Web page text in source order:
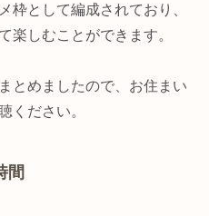
枠として編成されており、
楽しむことができます。
とめましたので、お住まい
ください。
間